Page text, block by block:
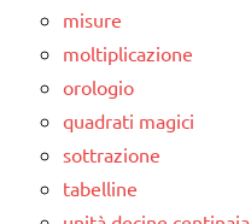
misure
moltiplicazione
orologio
quadrati magici
sottrazione
tabelline